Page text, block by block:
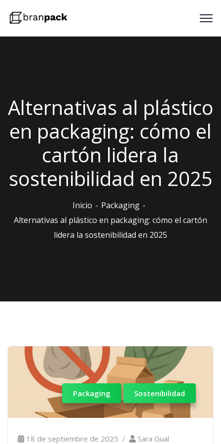
Alternativas al plástico
en packaging: cómo el
cartón lidera la
sostenibilidad en 2025
Inicio
Packaging
Alternativas al plástico en packaging: cómo el cartón
lidera la sostenibilidad en 2025
Packaging Sostenibilidad
18 de septiembre de 2025 Sara Gual